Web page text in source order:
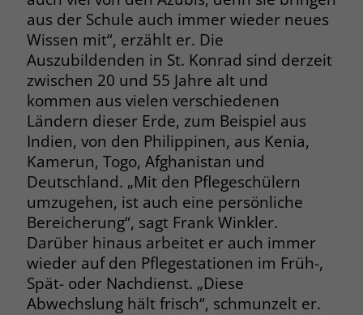
aus der Schule auch immer wieder neues
Wissen mit“, erzählt er. Die
Auszubildenden in St. Konrad sind derzeit
zwischen 20 und 55 Jahre alt und
kommen aus vielen verschiedenen
Ländern dieser Erde, zum Beispiel aus
Indien, von den Philippinen, aus Kenia,
Kamerun, Togo, Afghanistan und
Deutschland. „Mit den Pflegeschülern
umzugehen, ist auch eine persönliche
Bereicherung“, sagt Frank Winkler.
Darüber hinaus arbeitet er auch immer
wieder auf den Pflegestationen im Früh-,
Spät- oder Nachdienst. „Diese
Abwechslung hält frisch“, schmunzelt er.